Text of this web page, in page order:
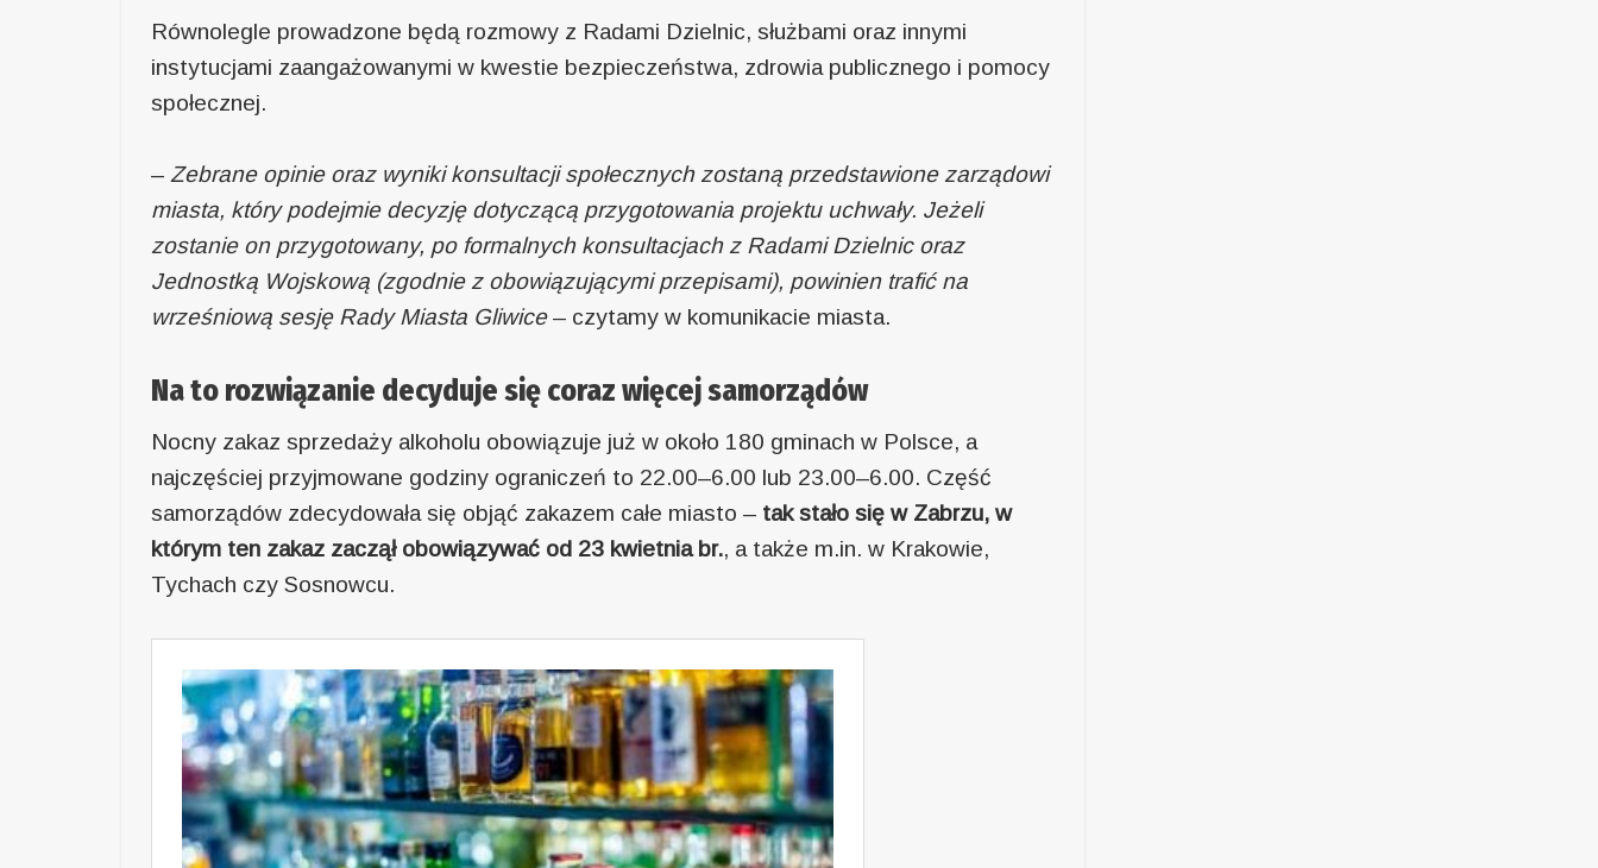
Równolegle prowadzone będą rozmowy z Radami Dzielnic, służbami oraz innymi
instytucjami zaangażowanymi w kwestie bezpieczeństwa, zdrowia publicznego i pomocy
społecznej.
– Zebrane opinie oraz wyniki konsultacji społecznych zostaną przedstawione zarządowi
miasta, który podejmie decyzję dotyczącą przygotowania projektu uchwały. Jeżeli
zostanie on przygotowany, po formalnych konsultacjach z Radami Dzielnic oraz
Jednostką Wojskową (zgodnie z obowiązującymi przepisami), powinien trafić na
wrześniową sesję Rady Miasta Gliwice– czytamy w komunikacie miasta.
Na to rozwiązanie decyduje się coraz więcej samorządów
Nocny zakaz sprzedaży alkoholu obowiązuje już w około 180 gminach w Polsce, a
najczęściej przyjmowane godziny ograniczeń to 22.00–6.00 lub 23.00–6.00. Część
samorządów zdecydowała się objąć zakazem całe miasto – tak stało się w Zabrzu, w
którym ten zakaz zaczął obowiązywać od 23 kwietnia br., a także m.in. w Krakowie,
Tychach czy Sosnowcu.